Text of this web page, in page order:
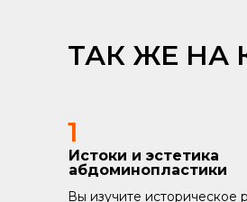
ТАК ЖЕ НА
Истоки и эстетика
абдоминопластики
Вы изучите историческое
1